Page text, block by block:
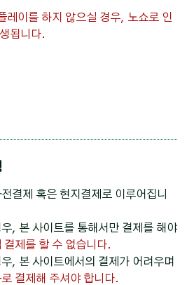
레이를 하지 않으실 경우, 노쇼로 인
됩니다.
결제 혹은 현지결제로 이루어집니
, 본 사이트를 통해서만 결제를 해야
결제를 할 수 없습니다.
, 본 사이트에서의 결제가 어려우며
결제해 주셔야 합니다.